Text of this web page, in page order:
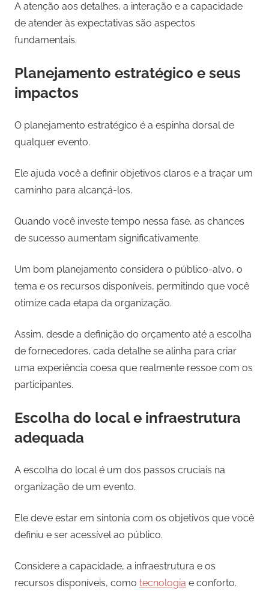
A atenção aos detalhes, a interação e a capacidade
de atender às expectativas são aspectos
fundamentais.
Planejamento estratégico e seus
impactos
O planejamento estratégico é a espinha dorsal de
qualquer evento.
Ele ajuda você a definir objetivos claros e a traçar um
caminho para alcançá-los.
Quando você investe tempo nessa fase, as chances
de sucesso aumentam significativamente.
Um bom planejamento considera o público-alvo, o
tema e os recursos disponíveis, permitindo que você
otimize cada etapa da organização.
Assim, desde a definição do orçamento até a escolha
de fornecedores, cada detalhe se alinha para criar
uma experiência coesa que realmente ressoe com os
participantes.
Escolha do local e infraestrutura
adequada
A escolha do local é um dos passos cruciais na
organização de um evento.
Ele deve estar em sintonia com os objetivos que você
definiu e ser acessível ao público.
Considere a capacidade, a infraestrutura e os
recursos disponíveis, como tecnologia e conforto.